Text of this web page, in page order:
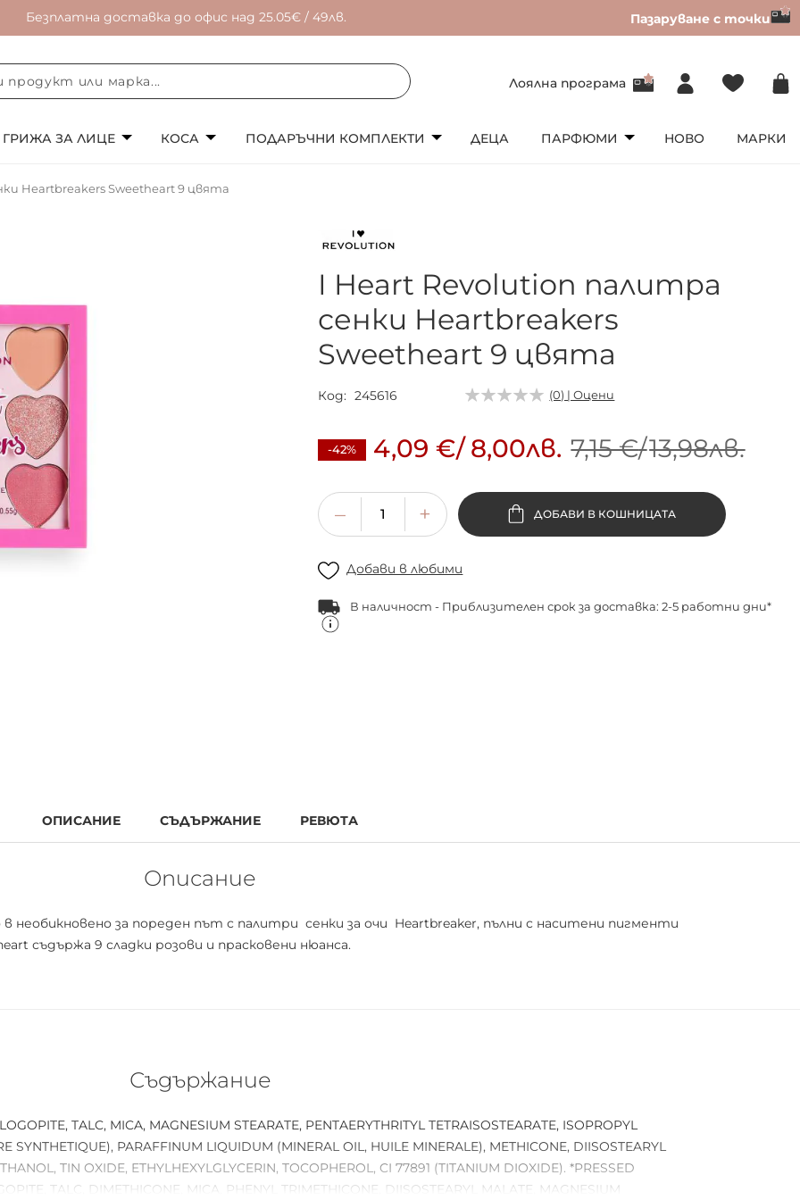
Безплатна доставка до офис над 25.05€ / 49лв. Пазаруване с точки
Лоялна програма
ГРИЖА ЗА ЛИЦЕ КОСА ПОДАРЪЧНИ КОМПЛЕКТИ ДЕЦА ПАРФЮМИ НОВО МАРКИ
Heartbreakers Sweetheart 9 цвята
I Heart Revolution палитра
сенки Heartbreakers
Sweetheart 9 цвята
Код 245616 (0) | Оцени
-42% 4,09 €/8,00лв. 7,15 €/13,98лв.
ДОБАВИ В КОШНИЦАТА
Добави в любими
В наличност - Приблизителен срок за доставка: 2-5 работни дни*
ОПИСАНИЕ СЪДЪРЖАНИЕ РЕВЮТА
Описание
необикновено за пореден път с палитри сенки за очи Heartbreaker, пълни с наситени пигменти
съдържа 9 сладки розови и прасковени нюанса.
Съдържание
TALC, MICA, MAGNESIUM STEARATE, PENTAERYTHRITYL TETRAISOSTEARATE, ISOPROPYL
SYNTHETIQUE), PARAFFINUM LIQUIDUM (MINERAL OIL, HUILE MINERALE), METHICONE, DIISOSTEARYL
TIN OXIDE, ETHYLHEXYLGLYCERIN, TOCOPHEROL, CI 77891 (TITANIUM DIOXIDE). *PRESSED
TALC, DIMETHICONE, MICA, PHENYL TRIMETHICONE, DIISOSTEARYL MALATE, MAGNESIUM